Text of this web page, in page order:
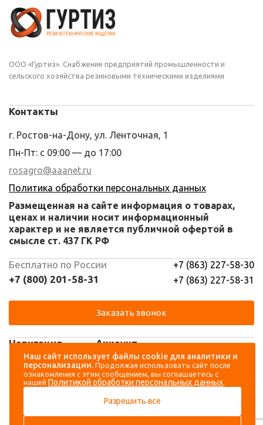
ООО «Гуртиз». Снабжение предприятий промышленности и
сельского хозяйства резиновыми техническими изделиями
Навигация
Каталог
О компании
Доставка и оплата
Аккаунт
Вход
Регистрация
Контакты
г. Ростов-на-Дону, ул. Ленточная, 1
Пн-Пт: с 09:00 — до 17:00
rosagro@aaanet.ru
Политика обработки персональных данных
Размещенная на сайте информация о товарах,
ценах и наличии носит информационный
характер и не является публичной офертой в
смысле ст. 437 ГК РФ
Бесплатно по России
+7 (800) 201-58-31
+7 (863) 227-58-30
+7 (863) 227-58-31
Заказать звонок
Наш сайт использует файлы cookie для аналитики и
персонализации. Продолжая использовать сайт после
ознакомления с этим сообщением, вы соглашаетесь с
нашей Политикой обработки персональных данных.
Разрешить все